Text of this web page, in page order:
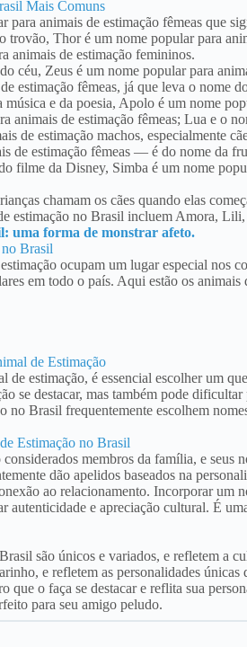
Mais Comuns
animais de estimação fêmeas que
Thor é um nome popular para
animais de estimação femininos.
céu, Zeus é um nome popular para
estimação fêmeas, já que leva o nome
e da poesia, Apolo é um nome
animais de estimação fêmeas; Lua e o
de estimação machos, especialmente
de estimação fêmeas — é do nome da
filme da Disney, Simba é um nome
chamam os cães quando elas
estimação no Brasil incluem Amora,
uma forma de monstrar afeto.
Brasil
ocupam um lugar especial nos
em todo o país. Aqui estão os animais
de Estimação
de estimação, é essencial escolher um
se destacar, mas também pode
no Brasil frequentemente escolhem
Estimação no Brasil
membros da família, e seus
dão apelidos baseados na
ao relacionamento. Incorporar um
autenticidade e apreciação cultural. É
são únicos e variados, e refletem a
e refletem as personalidades
que o faça se destacar e reflita sua
para seu amigo peludo.